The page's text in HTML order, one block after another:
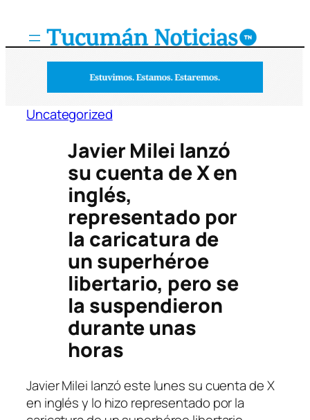
Uncategorized
Javier Milei lanzó
su cuenta de X en
inglés,
representado por
la caricatura de
un superhéroe
libertario, pero se
la suspendieron
durante unas
horas
Javier Milei lanzó este lunes su cuenta de X
en inglés y lo hizo representado por la